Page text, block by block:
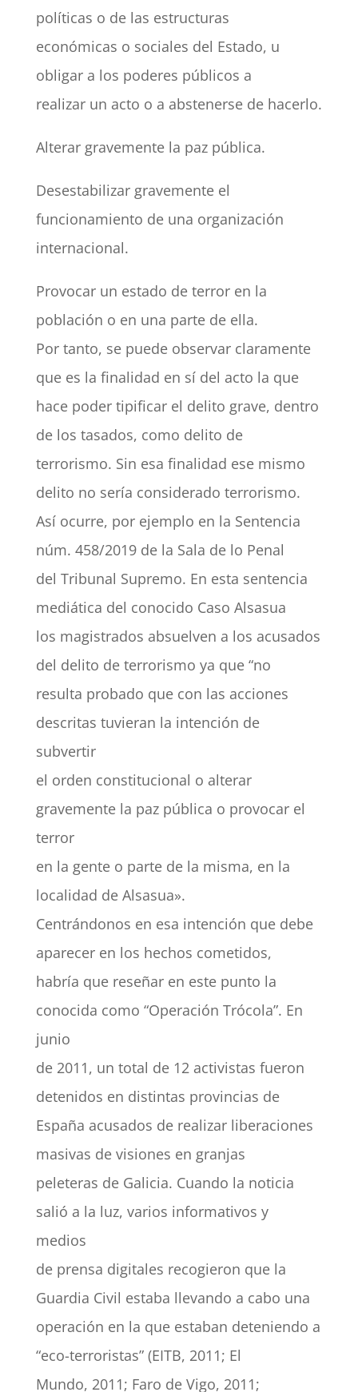
políticas o de las estructuras
económicas o sociales del Estado, u
obligar a los poderes públicos a
realizar un acto o a abstenerse de hacerlo.
Alterar gravemente la paz pública.
Desestabilizar gravemente el
funcionamiento de una organización
internacional.
Provocar un estado de terror en la
población o en una parte de ella.
Por tanto, se puede observar claramente
que es la finalidad en sí del acto la que
hace poder tipificar el delito grave, dentro
de los tasados, como delito de
terrorismo. Sin esa finalidad ese mismo
delito no sería considerado terrorismo.
Así ocurre, por ejemplo en la Sentencia
núm. 458/2019 de la Sala de lo Penal
del Tribunal Supremo. En esta sentencia
mediática del conocido Caso Alsasua
los magistrados absuelven a los acusados
del delito de terrorismo ya que “no
resulta probado que con las acciones
descritas tuvieran la intención de
subvertir
el orden constitucional o alterar
gravemente la paz pública o provocar el
terror
en la gente o parte de la misma, en la
localidad de Alsasua».
Centrándonos en esa intención que debe
aparecer en los hechos cometidos,
habría que reseñar en este punto la
conocida como “Operación Trócola”. En
junio
de 2011, un total de 12 activistas fueron
detenidos en distintas provincias de
España acusados de realizar liberaciones
masivas de visiones en granjas
peleteras de Galicia. Cuando la noticia
salió a la luz, varios informativos y
medios
de prensa digitales recogieron que la
Guardia Civil estaba llevando a cabo una
operación en la que estaban deteniendo a
“eco-terroristas” (EITB, 2011; El
Mundo, 2011; Faro de Vigo, 2011;